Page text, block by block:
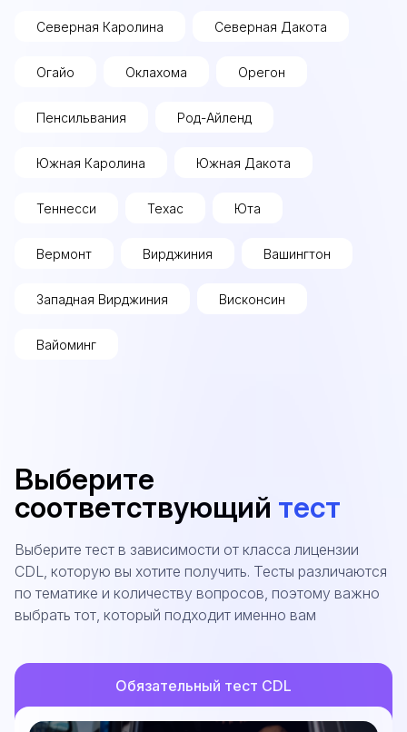
Северная Каролина Северная Дакота
Огайо Оклахома Орегон
Пенсильвания Род-Айленд
Южная Каролина Южная Дакота
Теннесси Техас Юта
Вермонт Вирджиния Вашингтон
Западная Вирджиния Висконсин
Вайоминг
Выберите
соответствующий тест
Выберите тест в зависимости от класса лицензии
CDL, которую вы хотите получить. Тесты различаются
по тематике и количеству вопросов, поэтому важно
выбрать тот, который подходит именно вам
Обязательный тест CDL